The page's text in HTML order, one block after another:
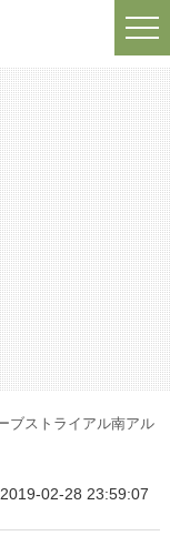
ブストライアル南アル
02-28 23:59:07